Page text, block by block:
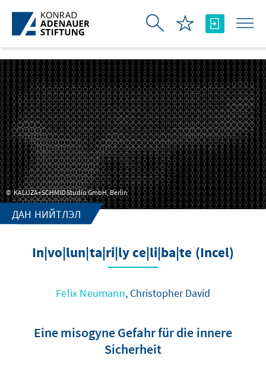
Skip to Main Content
KALUZA+SCHMID Studio GmbH, Berlin
ДАН НИЙТЛЭЛ
In|vo|lun|ta|ri|ly ce|li|ba|te (Incel)
Felix Neumann, Christopher David
Eine misogyne Gefahr für die innere
Sicherheit